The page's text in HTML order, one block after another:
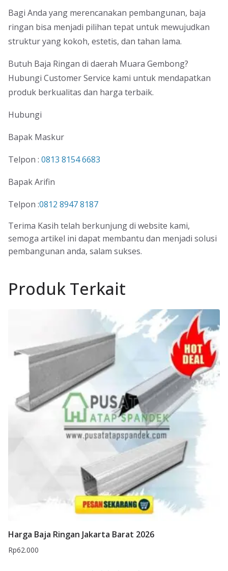
Bagi Anda yang merencanakan pembangunan, baja
ringan bisa menjadi pilihan tepat untuk mewujudkan
struktur yang kokoh, estetis, dan tahan lama.
Butuh Baja Ringan di daerah Muara Gembong?
Hubungi Customer Service kami untuk mendapatkan
produk berkualitas dan harga terbaik.
Hubungi
Bapak Maskur
Telpon : 0813 8154 6683
Bapak Arifin
Telpon :0812 8947 8187
Terima Kasih telah berkunjung di website kami,
semoga artikel ini dapat membantu dan menjadi solusi
pembangunan anda, salam sukses.
Produk Terkait
Harga Baja Ringan Jakarta Barat 2026
Rp62.000